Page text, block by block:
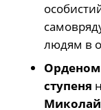
людям в
Орденом
ступеня